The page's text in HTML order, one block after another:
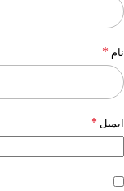
نام *
ایمیل *